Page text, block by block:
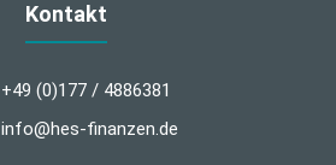
Kontakt
+49 (0)177 / 4886381
info@hes-finanzen.de